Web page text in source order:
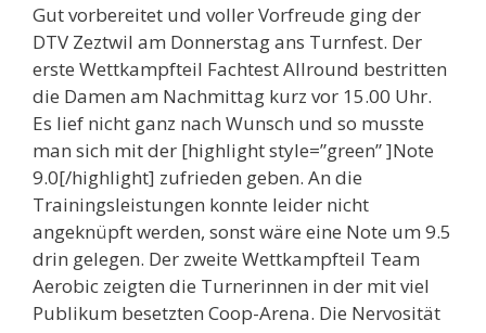
Gut vorbereitet und voller Vorfreude ging der
DTV Zeztwil am Donnerstag ans Turnfest. Der
erste Wettkampfteil Fachtest Allround bestritten
die Damen am Nachmittag kurz vor 15.00 Uhr.
Es lief nicht ganz nach Wunsch und so musste
man sich mit der [highlight style=”green” ]Note
9.0[/highlight] zufrieden geben. An die
Trainingsleistungen konnte leider nicht
angeknüpft werden, sonst wäre eine Note um 9.5
drin gelegen. Der zweite Wettkampfteil Team
Aerobic zeigten die Turnerinnen in der mit viel
Publikum besetzten Coop-Arena. Die Nervosität